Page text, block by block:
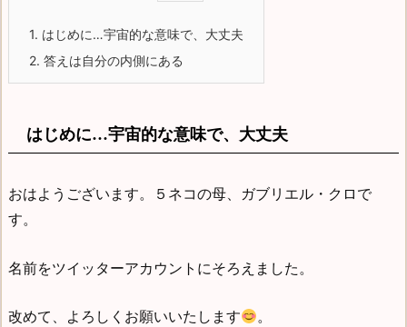
1. はじめに…宇宙的な意味で、大丈夫
2. 答えは自分の内側にある
はじめに…宇宙的な意味で、大丈夫
おはようございます。５ネコの母、ガブリエル・クロで
す。
名前をツイッターアカウントにそろえました。
改めて、よろしくお願いいたします 。